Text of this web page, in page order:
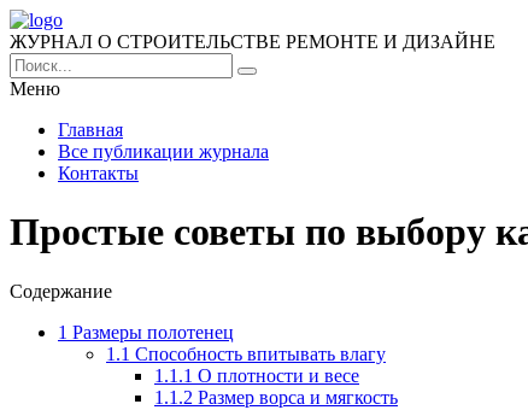
ЖУРНАЛ О СТРОИТЕЛЬСТВЕ РЕМОНТЕ И ДИЗАЙНЕ
Меню
Главная
Все публикации журнала
Контакты
Простые советы по выбору
Содержание
1 Размеры полотенец
1.1 Способность впитывать влагу
1.1.1 О плотности и весе
1.1.2 Размер ворса и мягкость